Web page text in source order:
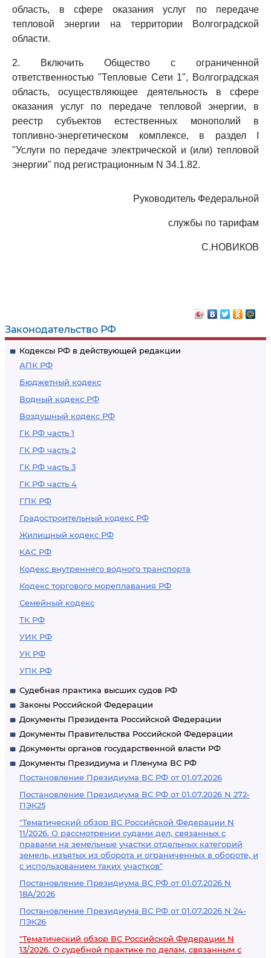
Законодательство РФ
Кодексы РФ в действующей редакции
АПК РФ
Бюджетный кодекс
Водный кодекс РФ
Воздушный кодекс РФ
ГК РФ часть 1
ГК РФ часть 2
ГК РФ часть 3
ГК РФ часть 4
ГПК РФ
Градостроительный кодекс РФ
Жилищный кодекс РФ
КАС РФ
Кодекс внутреннего водного транспорта
Кодекс торгового мореплавания РФ
Семейный кодекс
ТК РФ
УИК РФ
УК РФ
УПК РФ
Судебная практика высших судов РФ
Законы Российской Федерации
Документы Президента Российской Федерации
Документы Правительства Российской Федерации
Документы органов государственной власти РФ
Документы Президиума и Пленума ВС РФ
Постановление Президиума ВС РФ от 01.07.2026
Постановление Президиума ВС РФ от 01.07.2026 N 272-
ПЭК25
"Тематический обзор ВС Российской Федерации N
11/2026. О рассмотрении судами дел, связанных с
правами на земельные участки отдельных категорий
земель, изъятых из оборота и ограниченных в обороте, и
с использованием таких участков"
Постановление Президиума ВС РФ от 01.07.2026 N
18А/2026
Постановление Президиума ВС РФ от 01.07.2026 N 24-
ПЭК26
"Тематический обзор ВС Российской Федерации N
13/2026. О судебной практике по делам, связанным с
область, в сфере оказания услуг по передаче
тепловой энергии на территории Волгоградской
области.
2. Включить Общество с ограниченной
ответственностью "Тепловые Сети 1", Волгоградская
область, осуществляющее деятельность в сфере
оказания услуг по передаче тепловой энергии, в
реестр субъектов естественных монополий в
топливно-энергетическом комплексе, в раздел I
"Услуги по передаче электрической и (или) тепловой
энергии" под регистрационным N 34.1.82.
Руководитель Федеральной
службы по тарифам
С.НОВИКОВ